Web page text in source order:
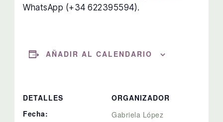
WhatsApp (+34 622395594).
AÑADIR AL CALENDARIO
DETALLES
Fecha:
ORGANIZADOR
Gabriela López